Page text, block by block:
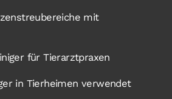
mit
für Tierarztpraxen
in Tierheimen verwendet